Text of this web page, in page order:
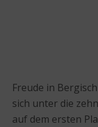
Freude in
sich unter die
auf dem ersten